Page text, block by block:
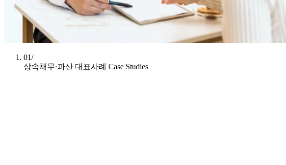
01/
상속채무·파산 대표사례 Case Studies